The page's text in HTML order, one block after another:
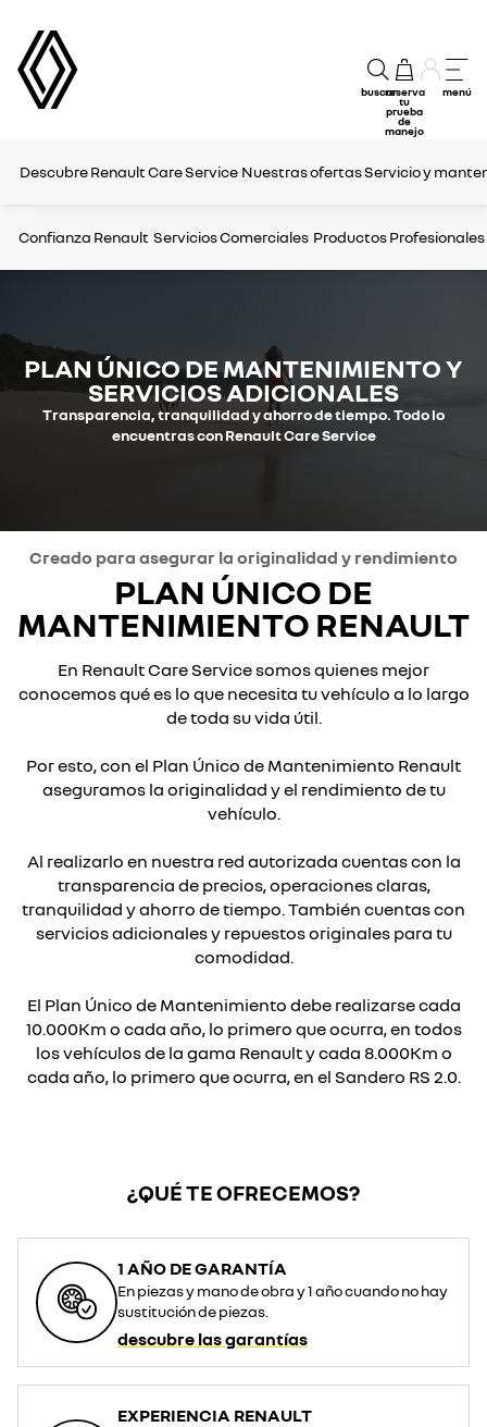
buscarreserva
tu
prueba
de
manejo
menú
Descubre Renault Care Service Nuestras ofertasServicio y
Confianza Renault Servicios Comerciales Productos Profesionales
PLAN ÚNICO DE MANTENIMIENTO Y
SERVICIOS ADICIONALES
Transparencia, tranquilidad y ahorro de tiempo. Todo lo
encuentras con Renault Care Service
Creado para asegurar la originalidad y rendimiento
PLAN ÚNICO DE
MANTENIMIENTO RENAULT
En Renault Care Service somos quienes mejor
conocemos qué es lo que necesita tu vehículo a lo largo
de toda su vida útil.
Por esto, con el Plan Único de Mantenimiento Renault
aseguramos la originalidad y el rendimiento de tu
vehículo.
Al realizarlo en nuestra red autorizada cuentas con la
transparencia de precios, operaciones claras,
tranquilidad y ahorro de tiempo. También cuentas con
servicios adicionales y repuestos originales para tu
comodidad.
El Plan Único de Mantenimiento debe realizarse cada
10.000Km o cada año, lo primero que ocurra, en todos
los vehículos de la gama Renault y cada 8.000Km o
cada año, lo primero que ocurra, en el Sandero RS 2.0.
¿QUÉ TE OFRECEMOS?
1 AÑO DE GARANTÍA
En piezas y mano de obra y 1 año cuando no hay
sustitución de piezas.
descubre las garantías
EXPERIENCIA RENAULT